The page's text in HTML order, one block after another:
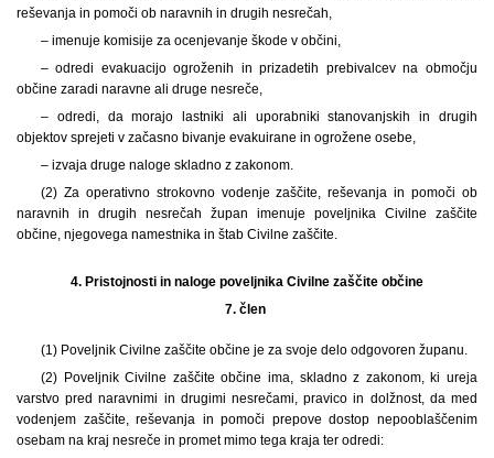
reševanja in pomoči ob naravnih in drugih nesrečah,
– imenuje komisije za ocenjevanje škode v občini,
– odredi evakuacijo ogroženih in prizadetih prebivalcev na območju
občine zaradi naravne ali druge nesreče,
– odredi, da morajo lastniki ali uporabniki stanovanjskih in drugih
objektov sprejeti v začasno bivanje evakuirane in ogrožene osebe,
– izvaja druge naloge skladno z zakonom.
(2) Za operativno strokovno vodenje zaščite, reševanja in pomoči ob
naravnih in drugih nesrečah župan imenuje poveljnika Civilne zaščite
občine, njegovega namestnika in štab Civilne zaščite.
4. Pristojnosti in naloge poveljnika Civilne zaščite občine
7. člen
(1) Poveljnik Civilne zaščite občine je za svoje delo odgovoren županu.
(2) Poveljnik Civilne zaščite občine ima, skladno z zakonom, ki ureja
varstvo pred naravnimi in drugimi nesrečami, pravico in dolžnost, da med
vodenjem zaščite, reševanja in pomoči prepove dostop nepooblaščenim
osebam na kraj nesreče in promet mimo tega kraja ter odredi: